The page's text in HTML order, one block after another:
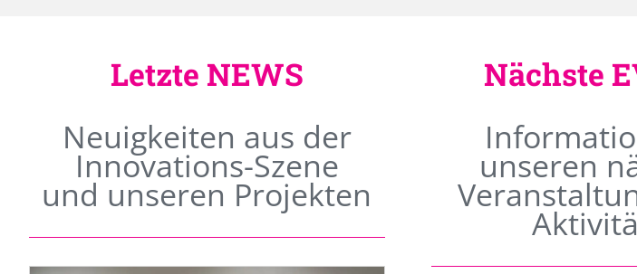
Letzte NEWS
Neuigkeiten aus der
Innovations-Szene
und unseren Projekten
Nächste
unseren